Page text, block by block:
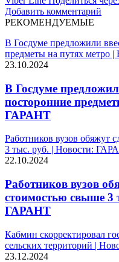
Добавить комментарий
РЕКОМЕНДУЕМЫЕ
В Госдуме предложили
предметы на путях метро
23.10.2024
В Госдуме
посторонние
ГАРАНТ
Работников вузов обяжут
3 тыс. руб. | Новости:
22.10.2024
Работников вузов
стоимостью свыше 3
ГАРАНТ
Кабмин скорректировал
сельских территорий |
23.12.2024